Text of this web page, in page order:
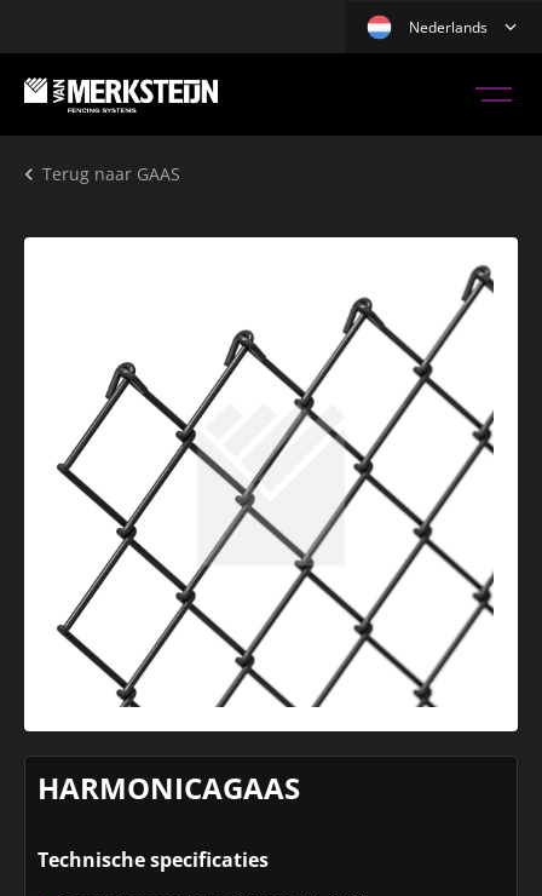
Nederlands
Terug naar GAAS
HARMONICAGAAS
Technische specificaties